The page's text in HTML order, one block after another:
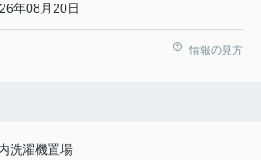
年08月20日
情報の見方
洗濯機置場